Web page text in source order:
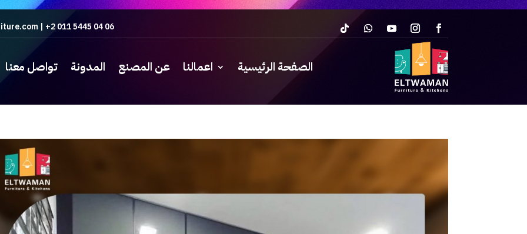
| +2 011 5445 04 06
الصفحة الرئيسية اعمالنا عن المصنع المدونة تواصل معنا